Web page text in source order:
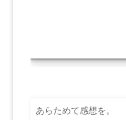
あらためて感想を。